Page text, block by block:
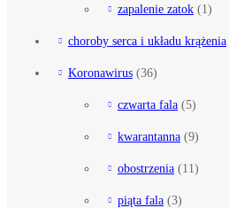
zapalenie zatok (1)
choroby serca i układu krążenia
Koronawirus (36)
czwarta fala (5)
kwarantanna (9)
obostrzenia (11)
piąta fala (3)